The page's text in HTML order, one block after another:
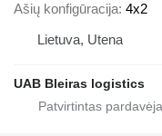
Ašių konfigūracija 4x2
Lietuva, Utena
UAB Bleiras logistics